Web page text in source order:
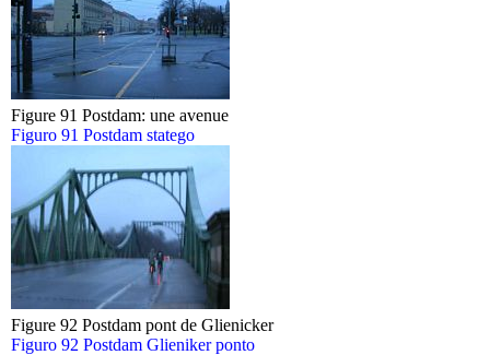
Figure 91 Postdam: une avenue
Figuro 91 Postdam statego
Figure 92 Postdam pont de Glienicker
Figuro 92 Postdam Glieniker ponto